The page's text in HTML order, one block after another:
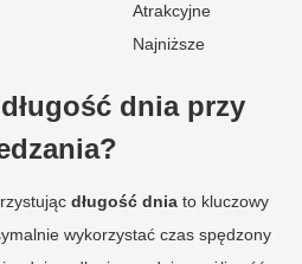
Atrakcyjne
Najniższe
dnia przy
długość dnia to kluczowy
wykorzystać czas spędzony